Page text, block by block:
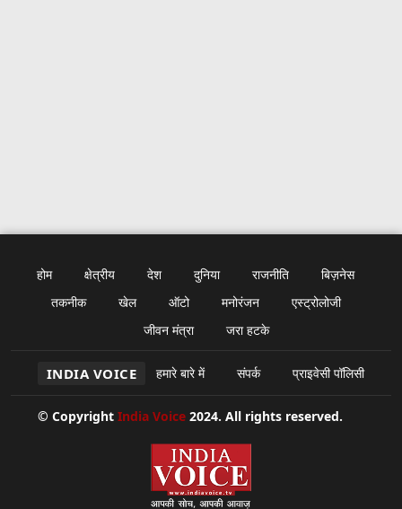
होम क्षेत्रीय देश दुनिया राजनीति
बिज़नेस
तकनीक
खेल ऑटो मनोरंजन
एस्ट्रोलोजी
जीवन मंत्रा
जरा हटके
INDIA VOICE हमारे बारे में संपर्क प्राइवेसी पॉलिसी
© Copyright India Voice 2024. All rights reserved.